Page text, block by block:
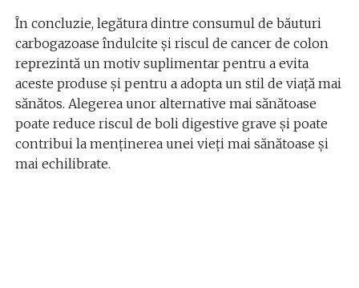
În concluzie, legătura dintre consumul de băuturi
carbogazoase îndulcite și riscul de cancer de colon
reprezintă un motiv suplimentar pentru a evita
aceste produse și pentru a adopta un stil de viață mai
sănătos. Alegerea unor alternative mai sănătoase
poate reduce riscul de boli digestive grave și poate
contribui la menținerea unei vieți mai sănătoase și
mai echilibrate.